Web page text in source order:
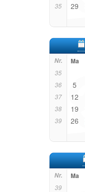
35 29
Nr. Ma
35
36 5
37 12
38 19
39 26
Nr. Ma
39